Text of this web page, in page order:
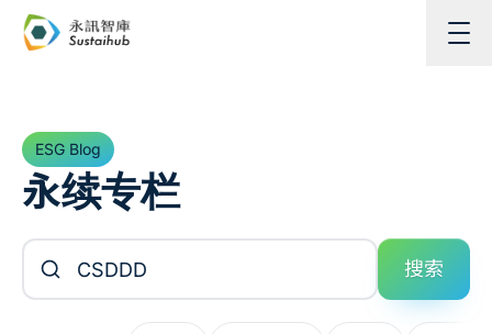
跳至主内容
ESG Blog
永续专栏
搜索文章
搜索